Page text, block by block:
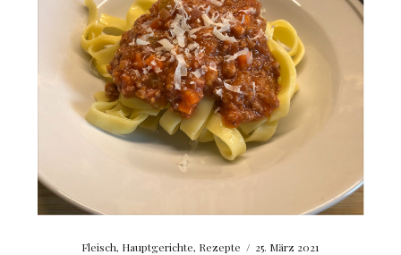
Fleisch, Hauptgerichte, Rezepte / 25. März 2021